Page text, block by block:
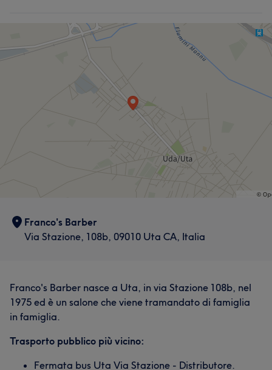
Franco's Barber
Via Stazione, 108b, 09010 Uta CA, Italia
Franco's Barber nasce a Uta, in via Stazione 108b, nel
1975 ed è un salone che viene tramandato di famiglia
in famiglia.
Trasporto pubblico più vicino:
Fermata bus Uta Via Stazione - Distributore.